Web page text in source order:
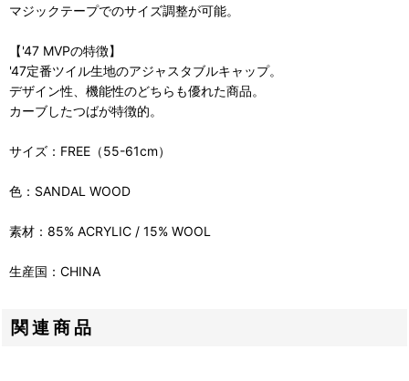
マジックテープでのサイズ調整が可能。
【'47 MVPの特徴】
'47定番ツイル生地のアジャスタブルキャップ。
デザイン性、機能性のどちらも優れた商品。
カーブしたつばが特徴的。
サイズ：FREE（55-61cm）
色：SANDAL WOOD
素材：85% ACRYLIC / 15% WOOL
生産国：CHINA
関連商品